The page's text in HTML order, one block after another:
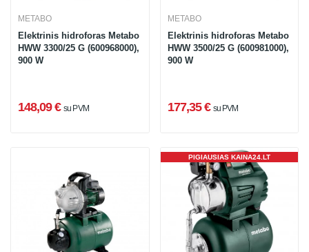
METABO
Elektrinis hidroforas Metabo
HWW 3300/25 G (600968000),
900 W
148,09 € su PVM
METABO
Elektrinis hidroforas Metabo
HWW 3500/25 G (600981000),
900 W
177,35 € su PVM
PIGIAUSIAS KAINA24.LT